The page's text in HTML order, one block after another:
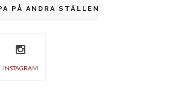
PÅ ANDRA STÄLLEN
INSTAGRAM